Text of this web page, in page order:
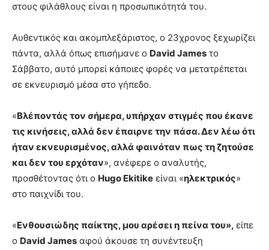
στους φιλάθλους είναι η προσωπικότητά του.
Αυθεντικός και ακομπλεξάριστος, ο 23χρονος ξεχωρίζει
πάντα, αλλά όπως επισήμανε ο David James το
Σάββατο, αυτό μπορεί κάποιες φορές να μετατρέπεται
σε εκνευρισμό μέσα στο γήπεδο.
«Βλέποντάς τον σήμερα, υπήρχαν στιγμές που έκανε
τις κινήσεις, αλλά δεν έπαιρνε την πάσα. Δεν λέω ότι
ήταν εκνευρισμένος, αλλά φαινόταν πως τη ζητούσε
και δεν του ερχόταν», ανέφερε ο αναλυτής,
προσθέτοντας ότι ο Hugo Ekitike είναι «ηλεκτρικός»
στο παιχνίδι του.
«Ενθουσιώδης παίκτης, μου αρέσει η πείνα του», είπε
ο David James αφού άκουσε τη συνέντευξη